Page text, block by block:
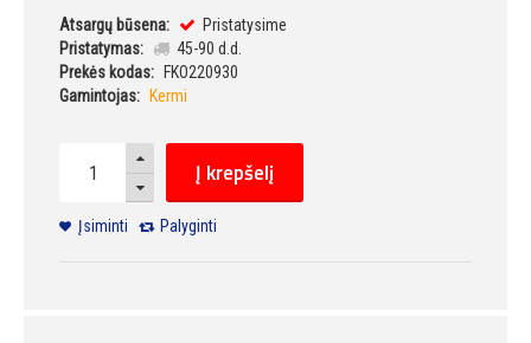
Atsargų būsena:
Pristatysime
Pristatymas:
45-90 d.d.
Prekės kodas:
FKO220930
Gamintojas:
Kermi
Į krepšelį
Įsiminti Palyginti